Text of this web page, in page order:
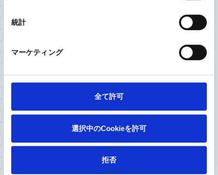
統計
マーケティング
全て許可
選択中のCookieを許可
拒否
座間総合病院 人工関節・リウマチセンター 人工
山下 博樹 先生
んだらタイミングを逃さず人工膝関節置換術を